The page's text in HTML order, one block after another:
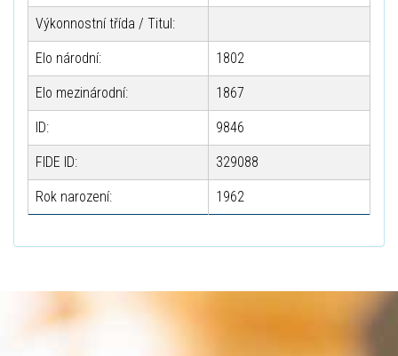
Výkonnostní třída / Titul:
Elo národní: 1802
Elo mezinárodní: 1867
ID: 9846
FIDE ID: 329088
Rok narození: 1962